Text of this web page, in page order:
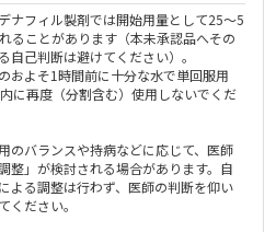
ナフィル製剤では開始用量として25～5
ることがあります（本未承認品へその
自己判断は避けてください）。
およそ1時間前に十分な水で単回服用
に再度（分割含む）使用しないでくだ
のバランスや持病などに応じて、医師
整」が検討される場合があります。自
よる調整は行わず、医師の判断を仰い
ください。